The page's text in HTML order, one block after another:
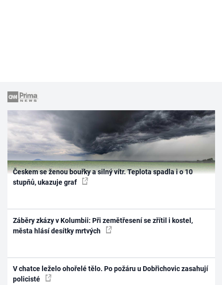
Českem se ženou bouřky a silný vítr. Teplota spadla i o 10
stupňů, ukazuje graf
Záběry zkázy v Kolumbii: Při zemětřesení se zřítil i kostel,
města hlásí desítky mrtvých
V chatce leželo ohořelé tělo. Po požáru u Dobřichovic zasahují
policisté